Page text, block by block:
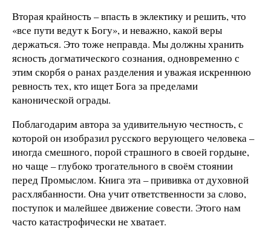
Вторая крайность – впасть в эклектику и решить, что
«все пути ведут к Богу», и неважно, какой веры
держаться. Это тоже неправда. Мы должны хранить
ясность догматического сознания, одновременно с
этим скорбя о ранах разделения и уважая искреннюю
ревность тех, кто ищет Бога за пределами
канонической ограды.
Поблагодарим автора за удивительную честность, с
которой он изобразил русского верующего человека –
иногда смешного, порой страшного в своей гордыне,
но чаще – глубоко трогательного в своём стоянии
перед Промыслом. Книга эта – прививка от духовной
расхлябанности. Она учит ответственности за слово,
поступок и малейшее движение совести. Этого нам
часто катастрофически не хватает.